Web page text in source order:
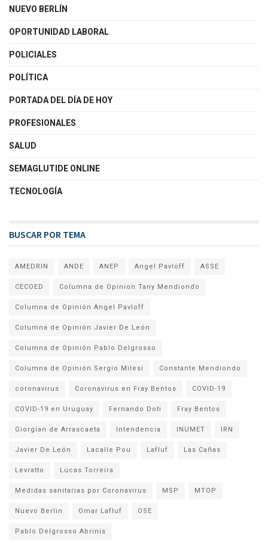
NUEVO BERLÍN
OPORTUNIDAD LABORAL
POLICIALES
POLÍTICA
PORTADA DEL DÍA DE HOY
PROFESIONALES
SALUD
SEMAGLUTIDE ONLINE
TECNOLOGÍA
BUSCAR POR TEMA
AMEDRIN ANDE ANEP Angel Pavloff ASSE
CECOED Columna de Opinion Tany Mendiondo
Columna de Opinión Angel Pavloff
Columna de Opinión Javier De León
Columna de Opinión Pablo Delgrosso
Columna de Opinión Sergio Milesi Constante Mendiondo
coronavirus Coronavirus en Fray Bentos COVID-19
COVID-19 en Uruguay Fernando Doti Fray Bentos
Giorgian de Arrascaeta Intendencia INUMET IRN
Javier De León Lacalle Pou Lafluf Las Cañas
Levratto Lucas Torreira
Medidas sanitarias por Coronavirus MSP MTOP
Nuevo Berlin Omar Lafluf OSE
Pablo Delgrosso Abrinis